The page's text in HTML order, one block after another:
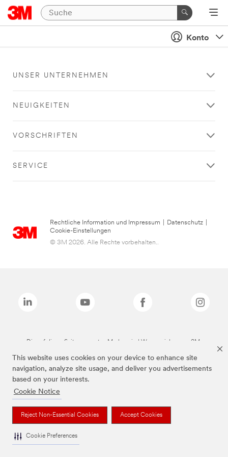
This website uses cookies on your device to enhance site
navigation, analyze site usage, and deliver you advertisements
based on your interests.
Cookie Notice
Reject Non-Essential Cookies Accept Cookies
Cookie Preferences
Konto
UNSER UNTERNEHMEN
NEUIGKEITEN
VORSCHRIFTEN
SERVICE
Rechtliche Information und Impressum Datenschutz
Cookie-Einstellungen
© 3M 2026. Alle Rechte vorbehalten..
Die auf dieser Seite genannten Marken sind Warenzeichen von 3M.